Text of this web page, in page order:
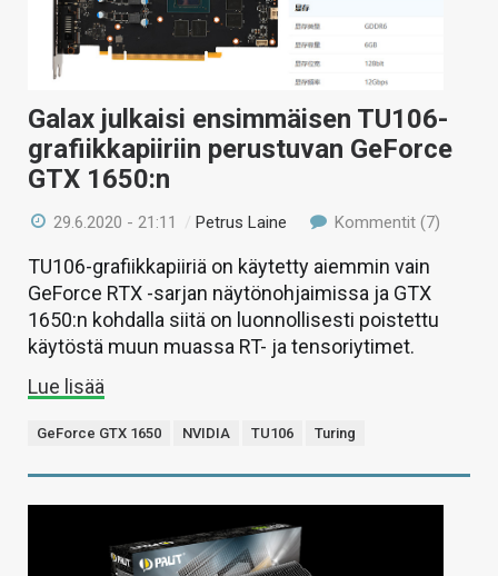
VAIHDA TEEMA
HAKU
Galax julkaisi ensimmäisen TU106-
grafiikkapiiriin perustuvan GeForce
GTX 1650:n
29.6.2020 - 21:11 /Petrus Laine Kommentit (7)
TU106-grafiikkapiiriä on käytetty aiemmin vain
GeForce RTX -sarjan näytönohjaimissa ja GTX
1650:n kohdalla siitä on luonnollisesti poistettu
käytöstä muun muassa RT- ja tensoriytimet.
Lue lisää
GeForce GTX 1650 NVIDIA TU106 Turing